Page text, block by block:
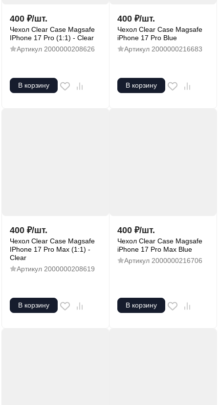
400 ₽/шт.
Чехол Clear Case Magsafe
IPhone 17 Pro (1:1) - Clear
Артикул 2000000208626
В корзину
400 ₽/шт.
Чехол Clear Case Magsafe
iPhone 17 Pro Blue
Артикул 2000000216683
В корзину
400 ₽/шт.
Чехол Clear Case Magsafe
IPhone 17 Pro Max (1:1) -
Clear
Артикул 2000000208619
В корзину
400 ₽/шт.
Чехол Clear Case Magsafe
iPhone 17 Pro Max Blue
Артикул 2000000216706
В корзину